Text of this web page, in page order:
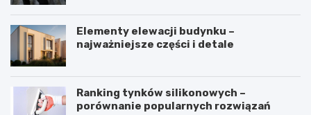
Elementy elewacji budynku –
najważniejsze części i detale
Ranking tynków silikonowych –
porównanie popularnych rozwiązań